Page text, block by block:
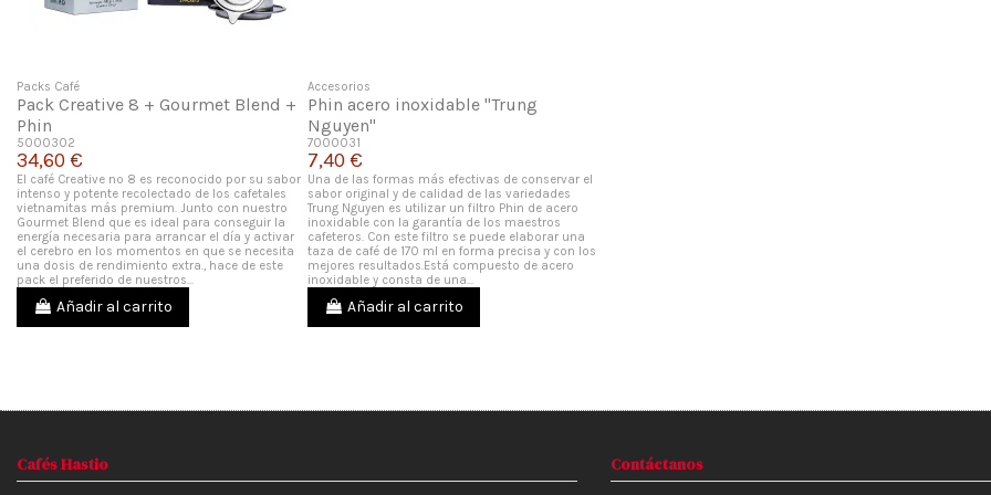
Packs Café
Pack Creative 8 + Gourmet Blend +
Phin
5000302
34,60 €
El café Creative nº 8 es reconocido por su sabor
intenso y potente recolectado de los cafetales
vietnamitas más premium. Junto con nuestro
Gourmet Blend que es ideal para conseguir la
energía necesaria para arrancar el día y activar
el cerebro en los momentos en que se necesita
una dosis de rendimiento extra., hace de este
pack el preferido de nuestros...
Añadir al carrito
Accesorios
Phin acero inoxidable "Trung
Nguyen"
7000031
7,40 €
Una de las formas más efectivas de conservar el
sabor original y de calidad de las variedades
Trung Nguyen es utilizar un filtro Phin de acero
inoxidable con la garantía de los maestros
cafeteros. Con este filtro se puede elaborar una
taza de café de 170 ml en forma precisa y con los
mejores resultados.Está compuesto de acero
inoxidable y consta de una...
Añadir al carrito
Cafés Hastio Contáctanos